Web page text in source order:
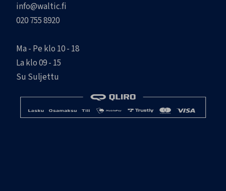
info@waltic.fi
020 755 8920
Ma - Pe klo 10 - 18
La klo 09 - 15
Su Suljettu